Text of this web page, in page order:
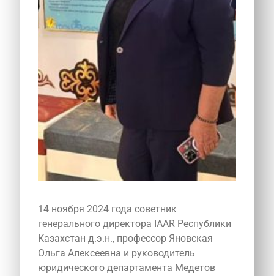
14 ноября 2024 года советник
генерального директора IAAR Республики
Казахстан д.э.н., профессор Яновская
Ольга Алексеевна и руководитель
юридического департамента Медетов